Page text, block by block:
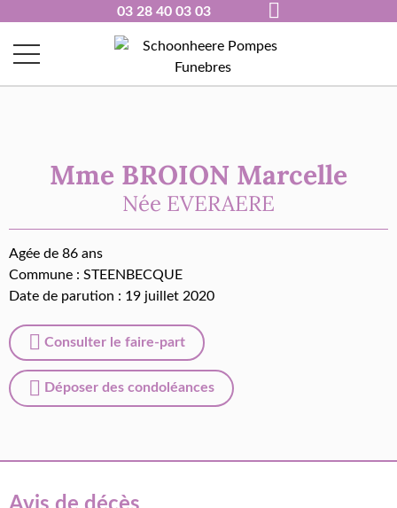
03 28 40 03 03
Mme BROION Marcelle
Née EVERAERE
Agée de 86 ans
Commune : STEENBECQUE
Date de parution : 19 juillet 2020
Consulter le faire-part
Déposer des condoléances